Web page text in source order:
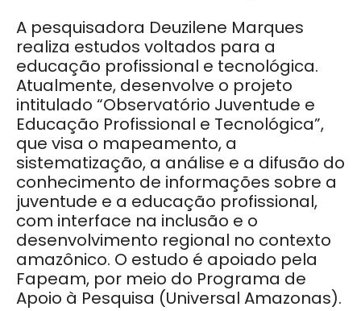
A pesquisadora Deuzilene Marques
realiza estudos voltados para a
educação profissional e tecnológica.
Atualmente, desenvolve o projeto
intitulado “Observatório Juventude e
Educação Profissional e Tecnológica”,
que visa o mapeamento, a
sistematização, a análise e a difusão do
conhecimento de informações sobre a
juventude e a educação profissional,
com interface na inclusão e o
desenvolvimento regional no contexto
amazônico. O estudo é apoiado pela
Fapeam, por meio do Programa de
Apoio à Pesquisa (Universal Amazonas).